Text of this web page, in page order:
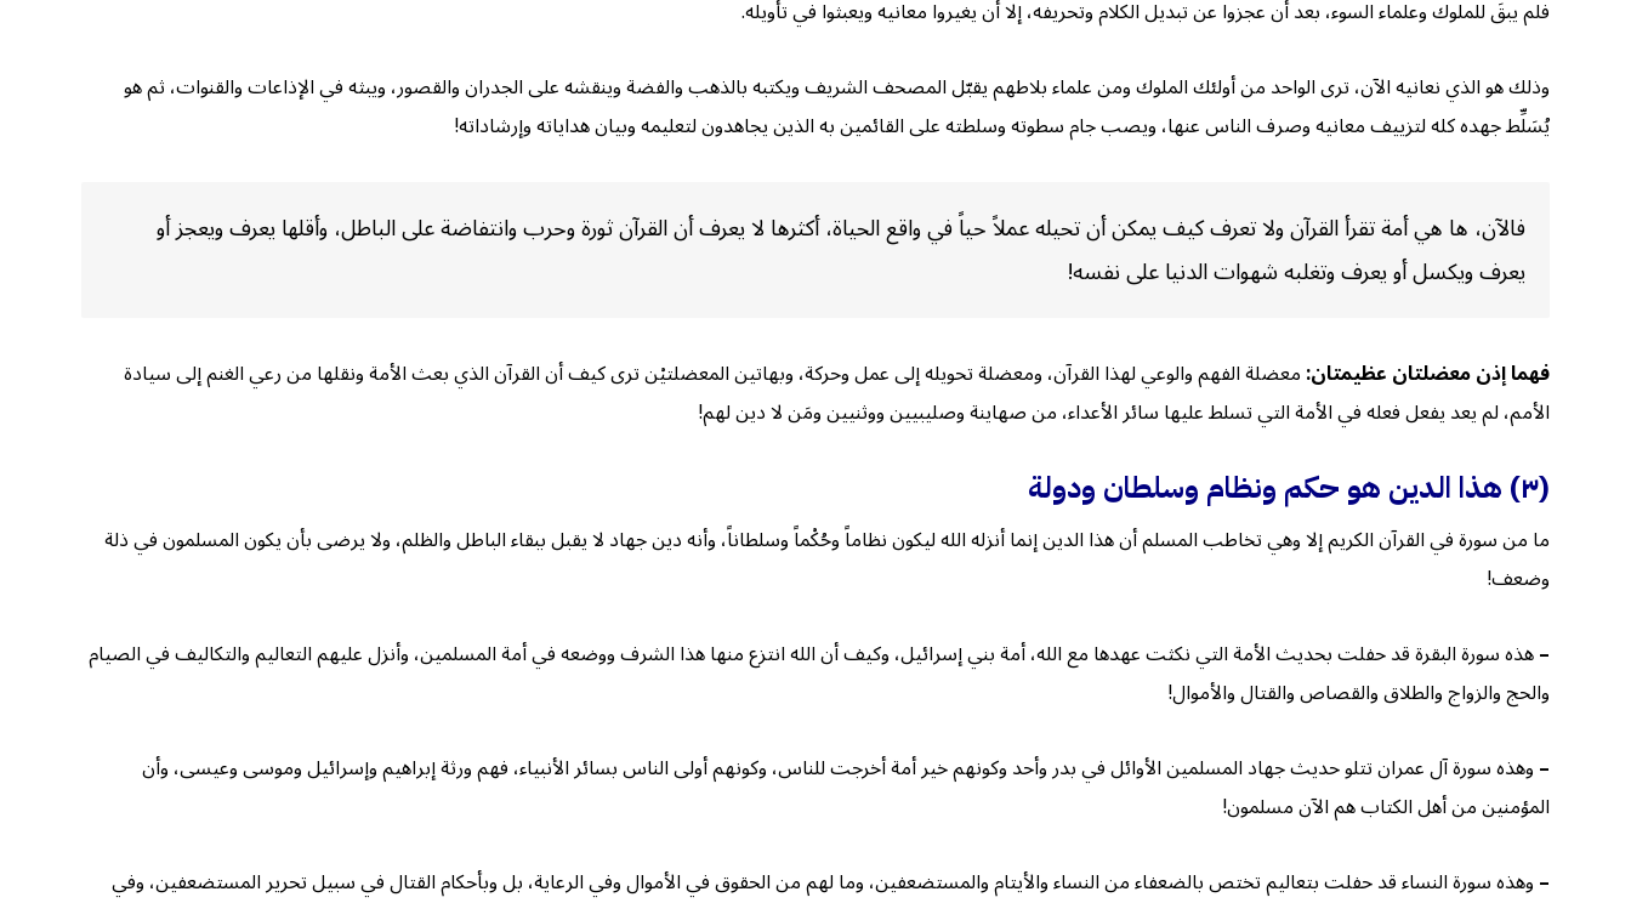
فلم يبقَ للملوك وعلماء السوء، بعد أن عجزوا عن تبديل الكلام وتحريفه، إلا أن يغيروا معانيه ويعبثوا في تأويله.
وذلك هو الذي نعانيه الآن، ترى الواحد من أولئك الملوك ومن علماء بلاطهم يقبّل المصحف الشريف ويكتبه بالذهب والفضة وينقشه على الجدران والقصور، ويبثه في الإذاعات والقنوات، ثم هو
يُسَلِّط جهده كله لتزييف معانيه وصرف الناس عنها، ويصب جام سطوته وسلطته على القائمين به الذين يجاهدون لتعليمه وبيان هداياته وإرشاداته!
فالآن، ها هي أمة تقرأ القرآن ولا تعرف كيف يمكن أن تحيله عملاً حياً في واقع الحياة، أكثرها لا يعرف أن القرآن ثورة وحرب وانتفاضة على الباطل، وأقلها يعرف ويعجز أو
يعرف ويكسل أو يعرف وتغلبه شهوات الدنيا على نفسه!
فهما إذن معضلتان عظيمتان:معضلة الفهم والوعي لهذا القرآن، ومعضلة تحويله إلى عمل وحركة، وبهاتين المعضلتيْن ترى كيف أن القرآن الذي بعث الأمة ونقلها من رعي الغنم إلى سيادة
الأمم، لم يعد يفعل فعله في الأمة التي تسلط عليها سائر الأعداء، من صهاينة وصليبيين ووثنيين ومَن لا دين لهم!
(٣) هذا الدين هو حكم ونظام وسلطان ودولة
ما من سورة في القرآن الكريم إلا وهي تخاطب المسلم أن هذا الدين إنما أنزله الله ليكون نظاماً وحُكْماً وسلطاناً، وأنه دين جهاد لا يقبل ببقاء الباطل والظلم، ولا يرضى بأن يكون المسلمون في ذلة
وضعف!
–هذه سورة البقرة قد حفلت بحديث الأمة التي نكثت عهدها مع الله، أمة بني إسرائيل، وكيف أن الله انتزع منها هذا الشرف ووضعه في أمة المسلمين، وأنزل عليهم التعاليم والتكاليف في الصيام
والحج والزواج والطلاق والقصاص والقتال والأموال!
–وهذه سورة آل عمران تتلو حديث جهاد المسلمين الأوائل في بدر وأحد وكونهم خير أمة أخرجت للناس، وكونهم أولى الناس بسائر الأنبياء، فهم ورثة إبراهيم وإسرائيل وموسى وعيسى، وأن
المؤمنين من أهل الكتاب هم الآن مسلمون!
–وهذه سورة النساء قد حفلت بتعاليم تختص بالضعفاء من النساء والأيتام والمستضعفين، وما لهم من الحقوق في الأموال وفي الرعاية، بل وبأحكام القتال في سبيل تحرير المستضعفين، وفي